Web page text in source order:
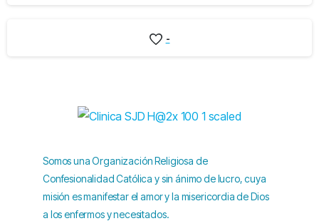
-
Somos una Organización Religiosa de
Confesionalidad Católica y sin ánimo de lucro, cuya
misión es manifestar el amor y la misericordia de Dios
a los enfermos y necesitados.